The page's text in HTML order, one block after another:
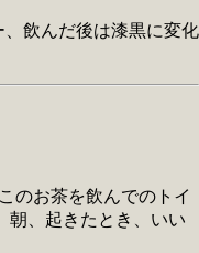
飲んだ後は漆黒に変化
のお茶を飲んでのトイ
朝、起きたとき、いい